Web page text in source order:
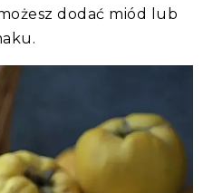
dodać miód lub